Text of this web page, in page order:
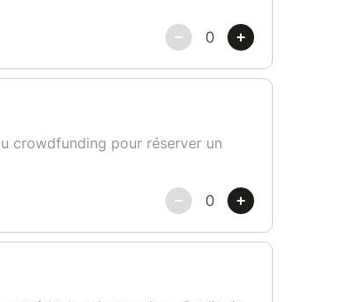
sera envoyé à chacun·e par mail
sont mis à disposition durant le
de 6 personnes minimum n'est pas
début du cours ne pourra pas faire
le cours pourra faire l'objet d'un